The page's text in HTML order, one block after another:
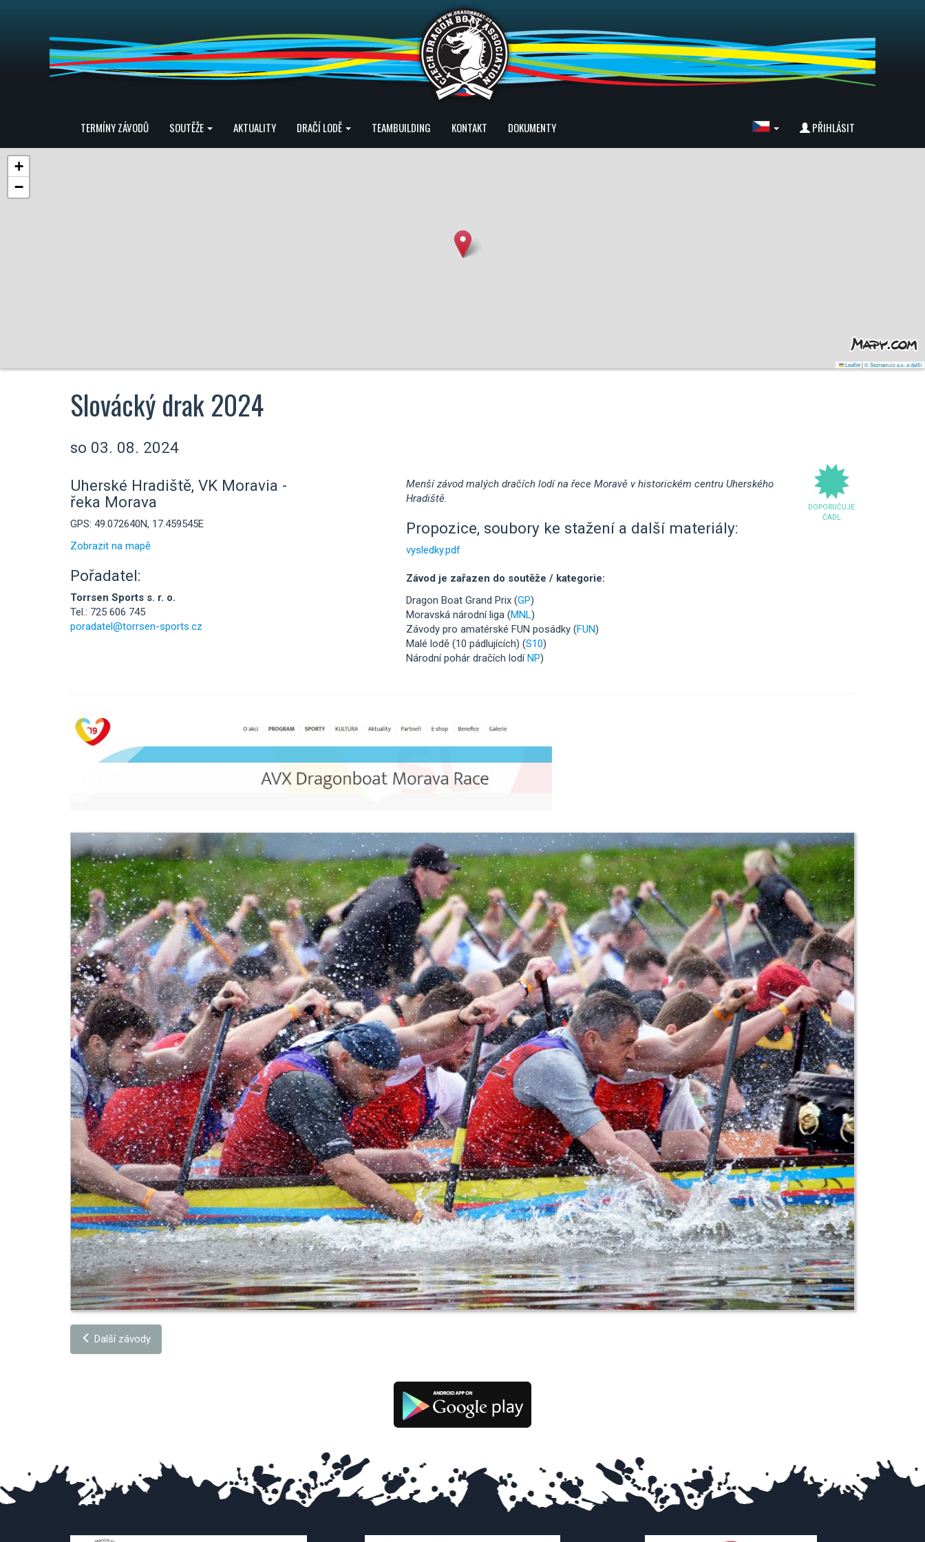
TERMÍNY ZÁVODŮ SOUTĚŽE AKTUALITY DRAČÍ LODĚ TEAMBUILDING KONTAKT DOKUMENTY PŘIHLÁSIT
+
−
Leaflet|© Seznam.cz a.s. a další
Slovácký drak 2024
so 03. 08. 2024
Uherské Hradiště, VK Moravia -
řeka Morava
GPS: 49.072640N, 17.459545E
Zobrazit na mapě
Pořadatel:
Torrsen Sports s. r. o.
Tel.: 725 606 745
poradatel@torrsen-sports.cz
DOPORUČUJE
ČADL
Menší závod malých dračích lodí na řece Moravě v historickém centru Uherského
Hradiště.
Propozice, soubory ke stažení a další materiály:
vysledky.pdf
Závod je zařazen do soutěže / kategorie:
Dragon Boat Grand Prix (GP)
Moravská národní liga (MNL)
Závody pro amatérské FUN posádky (FUN)
Malé lodě (10 pádlujících) (S10)
Národní pohár dračích lodíNP)
Další závody